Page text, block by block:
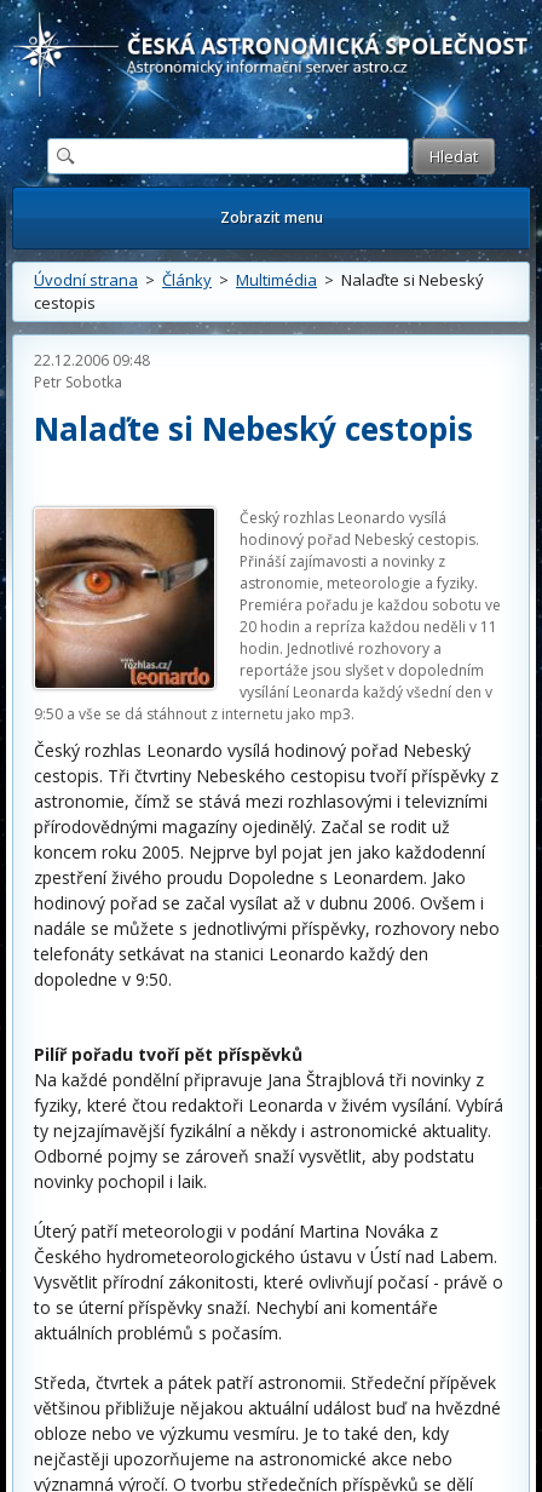
Česká astronomická společnost - Informační astronomický server
Zobrazit menu
Úvodní strana > Články > Multimédia > Nalaďte si Nebeský
cestopis
22.12.2006 09:48
Petr Sobotka
Nalaďte si Nebeský cestopis
Český rozhlas Leonardo vysílá
hodinový pořad Nebeský cestopis.
Přináší zajímavosti a novinky z
astronomie, meteorologie a fyziky.
Premiéra pořadu je každou sobotu ve
20 hodin a repríza každou neděli v 11
hodin. Jednotlivé rozhovory a
reportáže jsou slyšet v dopoledním
vysílání Leonarda každý všední den v
9:50 a vše se dá stáhnout z internetu jako mp3.
Český rozhlas Leonardo vysílá hodinový pořad Nebeský
cestopis. Tři čtvrtiny Nebeského cestopisu tvoří příspěvky z
astronomie, čímž se stává mezi rozhlasovými i televizními
přírodovědnými magazíny ojedinělý. Začal se rodit už
koncem roku 2005. Nejprve byl pojat jen jako každodenní
zpestření živého proudu Dopoledne s Leonardem. Jako
hodinový pořad se začal vysílat až v dubnu 2006. Ovšem i
nadále se můžete s jednotlivými příspěvky, rozhovory nebo
telefonáty setkávat na stanici Leonardo každý den
dopoledne v 9:50.
Pilíř pořadu tvoří pět příspěvků
Na každé pondělní připravuje Jana Štrajblová tři novinky z
fyziky, které čtou redaktoři Leonarda v živém vysílání. Vybírá
ty nejzajímavější fyzikální a někdy i astronomické aktuality.
Odborné pojmy se zároveň snaží vysvětlit, aby podstatu
novinky pochopil i laik.
Úterý patří meteorologii v podání Martina Nováka z
Českého hydrometeorologického ústavu v Ústí nad Labem.
Vysvětlit přírodní zákonitosti, které ovlivňují počasí - právě o
to se úterní příspěvky snaží. Nechybí ani komentáře
aktuálních problémů s počasím.
Středa, čtvrtek a pátek patří astronomii. Středeční přípěvek
většinou přibližuje nějakou aktuální událost buď na hvězdné
obloze nebo ve výzkumu vesmíru. Je to také den, kdy
nejčastěji upozorňujeme na astronomické akce nebo
významná výročí. O tvorbu středečních příspěvků se dělí